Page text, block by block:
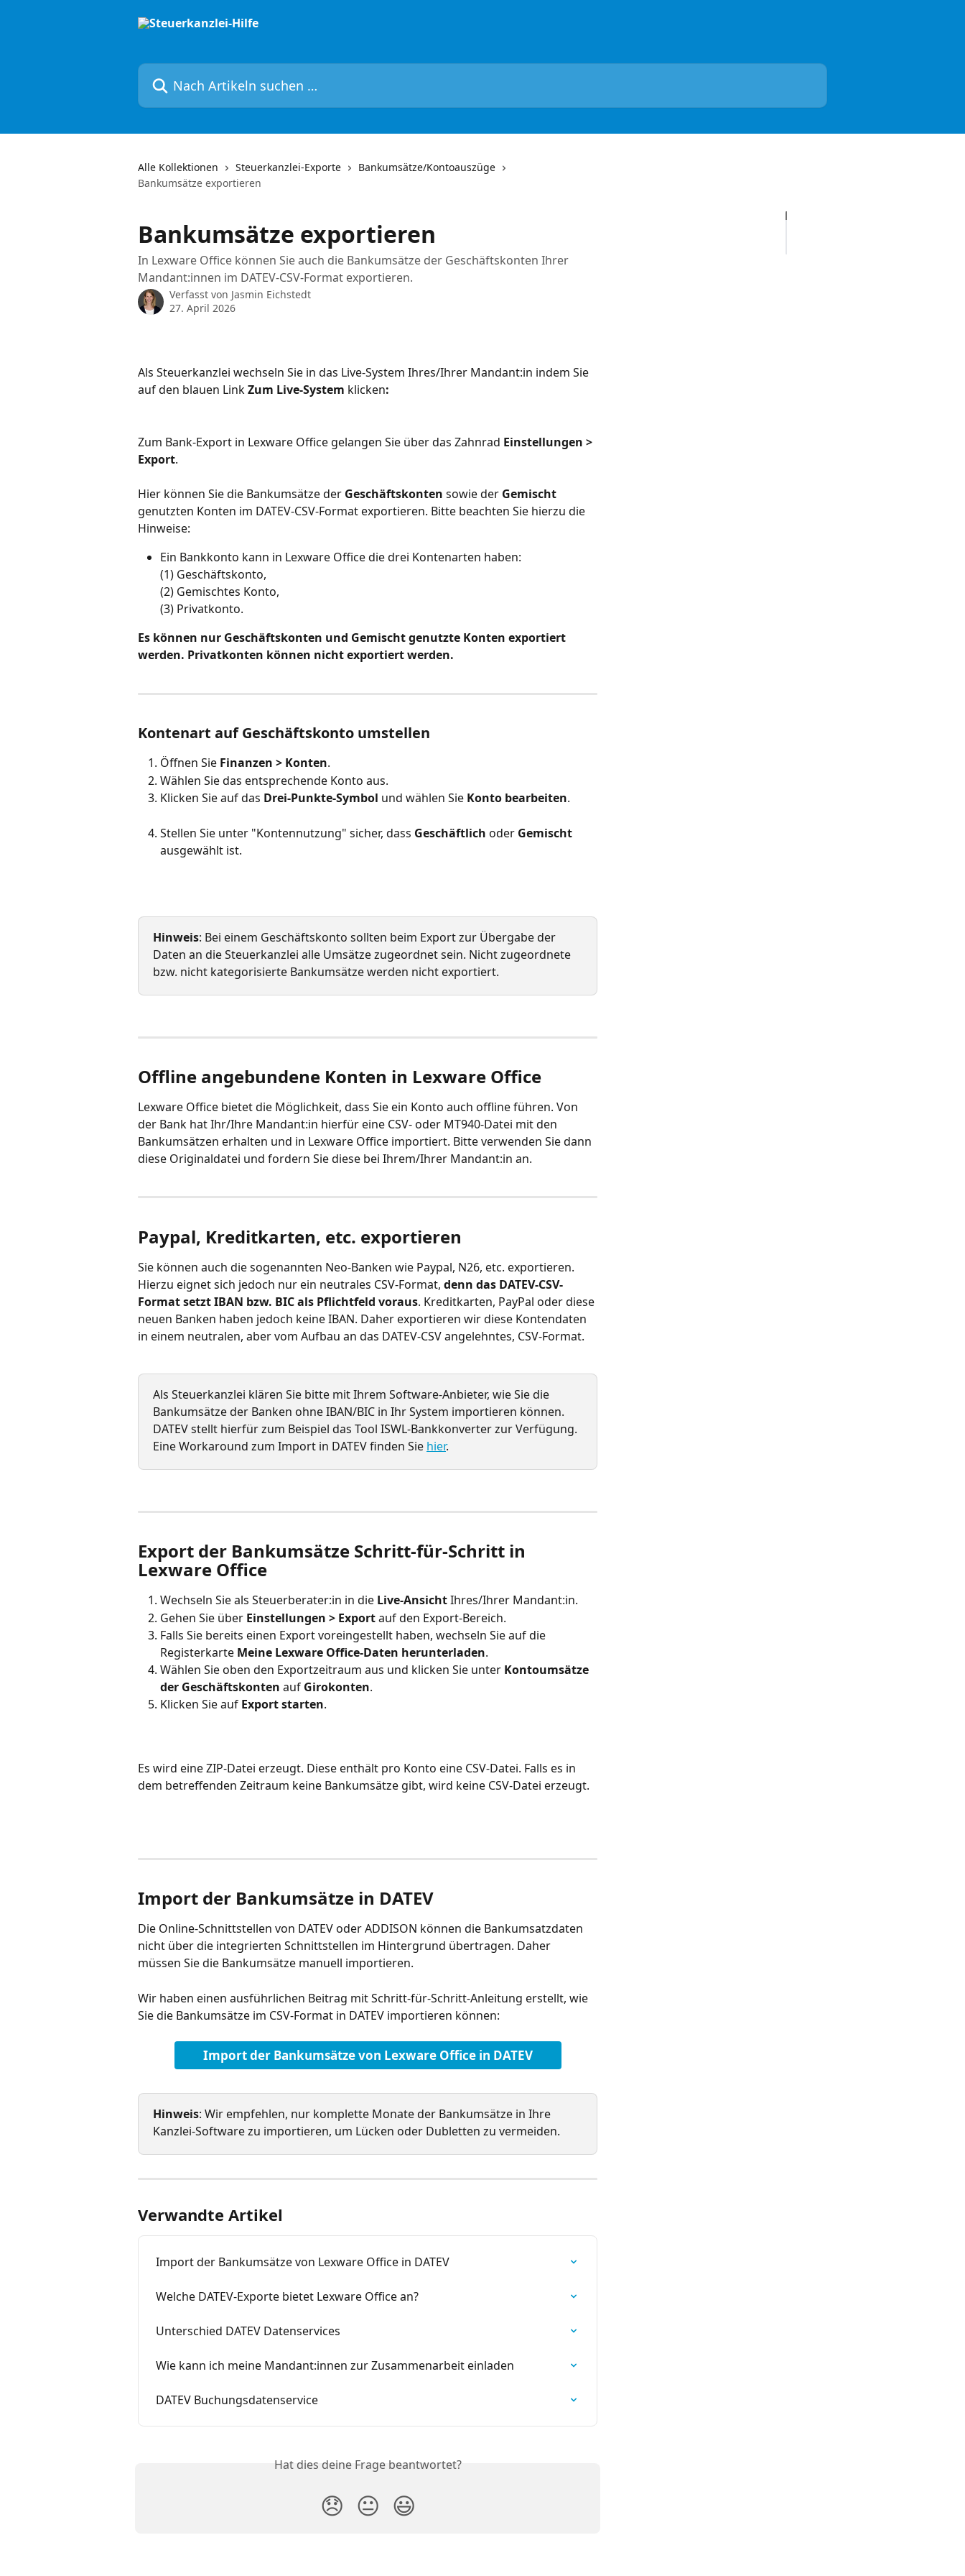
Nach Artikeln suchen …
Alle Kollektionen Steuerkanzlei-Exporte
Bankumsätze/Kontoauszüge
Bankumsätze exportieren
Bankumsätze exportieren
In Lexware Office können Sie auch die Bankumsätze der Geschäftskonten Ihrer
Mandant:innen im DATEV-CSV-Format exportieren.
Verfasst von Jasmin Eichstedt
27. April 2026
Als Steuerkanzlei wechseln Sie in das Live-System Ihres/Ihrer Mandant:in indem Sie
auf den blauen Link Zum Live-System klicken:
Zum Bank-Export in Lexware Office gelangen Sie über das Zahnrad Einstellungen >
Export.
Hier können Sie die Bankumsätze der Geschäftskonten sowie der Gemischt
genutzten Konten im DATEV-CSV-Format exportieren. Bitte beachten Sie hierzu die
Hinweise:
Ein Bankkonto kann in Lexware Office die drei Kontenarten haben:
(1) Geschäftskonto,
(2) Gemischtes Konto,
(3) Privatkonto.
Es können nur Geschäftskonten und Gemischt genutzte Konten exportiert
werden. Privatkonten können nicht exportiert werden.
Kontenart auf Geschäftskonto umstellen
Öffnen Sie Finanzen > Konten.
Wählen Sie das entsprechende Konto aus.
Klicken Sie auf das Drei-Punkte-Symbol und wählen Sie Konto bearbeiten.
Stellen Sie unter "Kontennutzung" sicher, dass Geschäftlich oder Gemischt
ausgewählt ist.
Hinweis: Bei einem Geschäftskonto sollten beim Export zur Übergabe der
Daten an die Steuerkanzlei alle Umsätze zugeordnet sein. Nicht zugeordnete
bzw. nicht kategorisierte Bankumsätze werden nicht exportiert.
Offline angebundene Konten in Lexware Office
Lexware Office bietet die Möglichkeit, dass Sie ein Konto auch offline führen. Von
der Bank hat Ihr/Ihre Mandant:in hierfür eine CSV- oder MT940-Datei mit den
Bankumsätzen erhalten und in Lexware Office importiert. Bitte verwenden Sie dann
diese Originaldatei und fordern Sie diese bei Ihrem/Ihrer Mandant:in an.
Paypal, Kreditkarten, etc. exportieren
Sie können auch die sogenannten Neo-Banken wie Paypal, N26, etc. exportieren.
Hierzu eignet sich jedoch nur ein neutrales CSV-Format, denn das DATEV-CSV-
Format setzt IBAN bzw. BIC als Pflichtfeld voraus. Kreditkarten, PayPal oder diese
neuen Banken haben jedoch keine IBAN. Daher exportieren wir diese Kontendaten
in einem neutralen, aber vom Aufbau an das DATEV-CSV angelehntes, CSV-Format.
Als Steuerkanzlei klären Sie bitte mit Ihrem Software-Anbieter, wie Sie die
Bankumsätze der Banken ohne IBAN/BIC in Ihr System importieren können.
DATEV stellt hierfür zum Beispiel das Tool ISWL-Bankkonverter zur Verfügung.
Eine Workaround zum Import in DATEV finden Sie hier.
Export der Bankumsätze Schritt-für-Schritt in
Lexware Office
Wechseln Sie als Steuerberater:in in die Live-Ansicht Ihres/Ihrer Mandant:in.
Gehen Sie über Einstellungen > Export auf den Export-Bereich.
Falls Sie bereits einen Export voreingestellt haben, wechseln Sie auf die
Registerkarte Meine Lexware Office-Daten herunterladen.
Wählen Sie oben den Exportzeitraum aus und klicken Sie unter Kontoumsätze
der Geschäftskonten auf Girokonten.
Klicken Sie auf Export starten.
Es wird eine ZIP-Datei erzeugt. Diese enthält pro Konto eine CSV-Datei. Falls es in
dem betreffenden Zeitraum keine Bankumsätze gibt, wird keine CSV-Datei erzeugt.
Import der Bankumsätze in DATEV
Die Online-Schnittstellen von DATEV oder ADDISON können die Bankumsatzdaten
nicht über die integrierten Schnittstellen im Hintergrund übertragen. Daher
müssen Sie die Bankumsätze manuell importieren.
Wir haben einen ausführlichen Beitrag mit Schritt-für-Schritt-Anleitung erstellt, wie
Sie die Bankumsätze im CSV-Format in DATEV importieren können:
Import der Bankumsätze von Lexware Office in DATEV
Hinweis: Wir empfehlen, nur komplette Monate der Bankumsätze in Ihre
Kanzlei-Software zu importieren, um Lücken oder Dubletten zu vermeiden.
Verwandte Artikel
Import der Bankumsätze von Lexware Office in DATEV
Welche DATEV-Exporte bietet Lexware Office an?
Unterschied DATEV Datenservices
Wie kann ich meine Mandant:innen zur Zusammenarbeit einladen
DATEV Buchungsdatenservice
Hat dies deine Frage beantwortet?
😞 😐 😃